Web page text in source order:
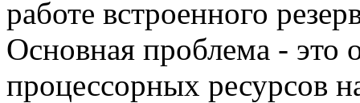
работе встроенного
Основная проблема - это
процессорных ресурсов